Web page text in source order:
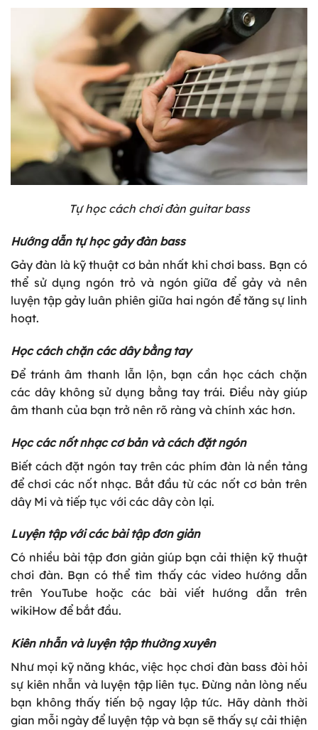
Tự học cách chơi đàn guitar bass
Hướng dẫn tự học gảy đàn bass
Gảy đàn là kỹ thuật cơ bản nhất khi chơi bass. Bạn có
thể sử dụng ngón trỏ và ngón giữa để gảy và nên
luyện tập gảy luân phiên giữa hai ngón để tăng sự linh
hoạt.
Học cách chặn các dây bằng tay
Để tránh âm thanh lẫn lộn, bạn cần học cách chặn
các dây không sử dụng bằng tay trái. Điều này giúp
âm thanh của bạn trở nên rõ ràng và chính xác hơn.
Học các nốt nhạc cơ bản và cách đặt ngón
Biết cách đặt ngón tay trên các phím đàn là nền tảng
để chơi các nốt nhạc. Bắt đầu từ các nốt cơ bản trên
dây Mi và tiếp tục với các dây còn lại.
Luyện tập với các bài tập đơn giản
Có nhiều bài tập đơn giản giúp bạn cải thiện kỹ thuật
chơi đàn. Bạn có thể tìm thấy các video hướng dẫn
trên YouTube hoặc các bài viết hướng dẫn trên
wikiHow để bắt đầu.
Kiên nhẫn và luyện tập thường xuyên
Như mọi kỹ năng khác, việc học chơi đàn bass đòi hỏi
sự kiên nhẫn và luyện tập liên tục. Đừng nản lòng nếu
bạn không thấy tiến bộ ngay lập tức. Hãy dành thời
gian mỗi ngày để luyện tập và bạn sẽ thấy sự cải thiện